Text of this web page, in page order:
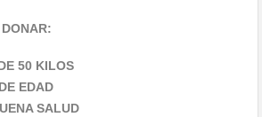
50 KILOS
EDAD
SALUD